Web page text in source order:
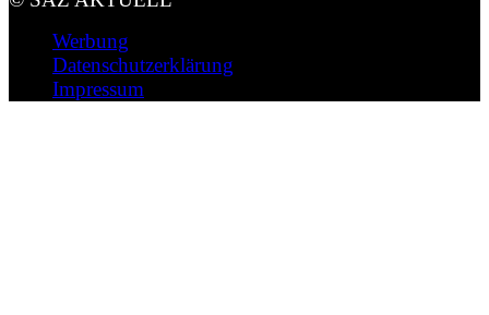
Werbung
Datenschutzerklärung
Impressum